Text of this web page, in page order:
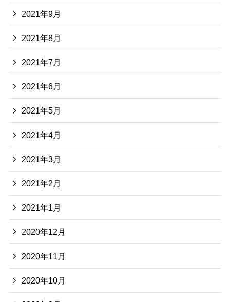
2021年9月
2021年8月
2021年7月
2021年6月
2021年5月
2021年4月
2021年3月
2021年2月
2021年1月
2020年12月
2020年11月
2020年10月